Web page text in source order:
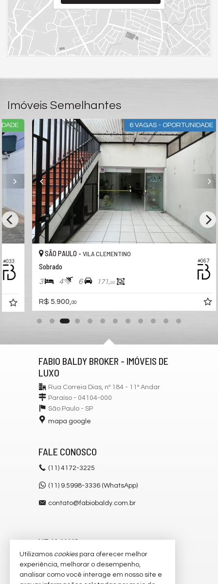
Imóveis Semelhantes
6 VAGAS - OPORTUNIDADE
SÃO PAULO -VILA CLEMENTINO
Sobrado
4 6 171,
R$ 5.900,00
FABIO BALDY BROKER - IMÓVEIS DE
LUXO
Rua Correia Dias, nº 184 - 11º Andar
Paraíso - 04104-000
São Paulo - SP
mapa google
FALE CONOSCO
(11) 4172-3225
(11) 9.5998-3336 (WhatsApp)
contato@fabiobaldy.com.br
VEJA MAIS
receba nosso newsletter
cadastre seu imóvel
Utilizamos cookiespara oferecer melhor
experiência, melhorar o desempenho,
analisar como você interage em nosso site e